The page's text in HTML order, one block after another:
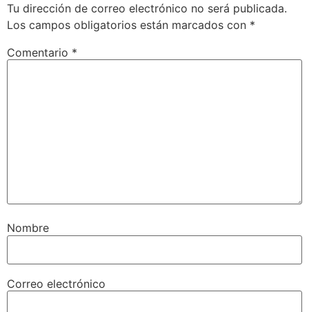
Tu dirección de correo electrónico no será publicada.
Los campos obligatorios están marcados con *
Comentario *
Nombre
Correo electrónico